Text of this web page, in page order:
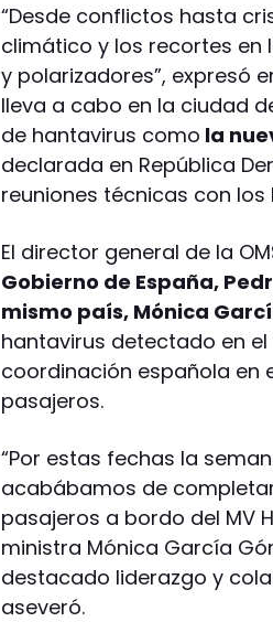
“Desde conflictos hasta
climático y los recortes en
y polarizadores”, expresó
lleva a cabo en la ciudad
de hantavirus como la
declarada en República
reuniones técnicas con
El director general de la
Gobierno de España,
mismo país, Mónica
hantavirus detectado en
coordinación española en
pasajeros.
“Por estas fechas la
acabábamos de
pasajeros a bordo del MV
ministra Mónica García
destacado liderazgo y
aseveró.